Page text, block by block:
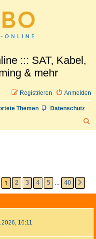
::: SAT, Kabel,
& mehr
Anmelden
Registrieren
Themen
Datenschutz
SUCHE
SEITE1 VON40
1 2 3 4 5 40
16:11